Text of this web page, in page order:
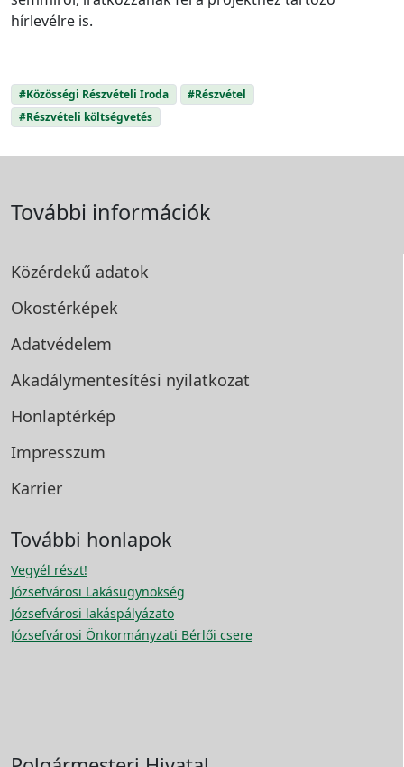
hírlevélre is.
#Közösségi Részvételi Iroda
#Részvétel
#Részvételi költségvetés
További információk
Közérdekű adatok
Okostérképek
Adatvédelem
Akadálymentesítési nyilatkozat
Honlaptérkép
Impresszum
Karrier
További honlapok
Vegyél részt!
Józsefvárosi Lakásügynökség
Józsefvárosi lakáspályázato
Józsefvárosi Önkormányzati Bérlői csere